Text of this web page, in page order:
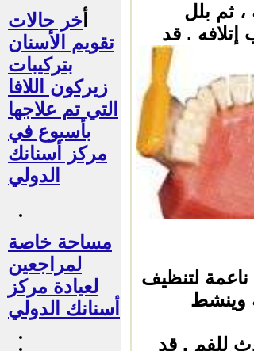
خر حالات
تقويم الأسنان
بتركيبات
زيركون اللافا
التي تم علاجها
بأسبوع في
مركز أسنانك
الدولي
مساحة خاصة
لمراجعين
لعيادة مركز
أسنانك الدولي
ثم بلل
. قد
لتنظيف
وينشط
للفم . قد